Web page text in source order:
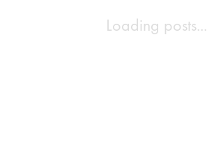
Loading posts...